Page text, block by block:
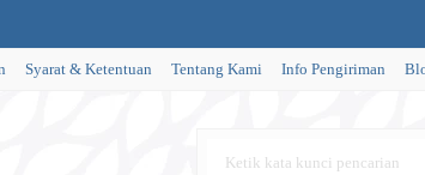
Syarat & Ketentuan Tentang Kami Info Pengiriman